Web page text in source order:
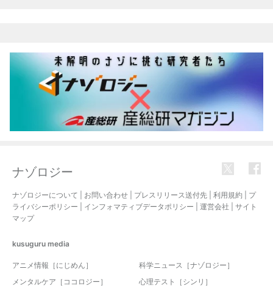
ナゾロジー
ナゾロジーについて お問い合わせ プレスリリース送付先 利用規約
プ
ライバシーポリシー
インフォマティブデータポリシー 運営会社
サイト
マップ
kusuguru media
アニメ情報［にじめん］
科学ニュース［ナゾロジー］
メンタルケア［ココロジー］
心理テスト［シンリ］